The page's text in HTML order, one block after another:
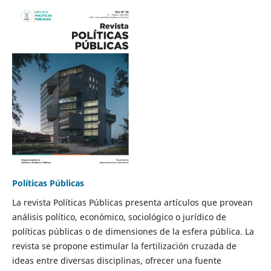
Políticas Públicas
La revista Políticas Públicas presenta artículos que provean
análisis político, económico, sociológico o jurídico de
políticas públicas o de dimensiones de la esfera pública. La
revista se propone estimular la fertilización cruzada de
ideas entre diversas disciplinas, ofrecer una fuente